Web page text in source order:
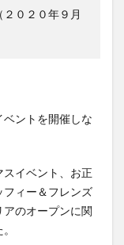
２０２０年９月
ントを開催しな
スイベント、お正
フィー＆フレンズ
のオープンに関